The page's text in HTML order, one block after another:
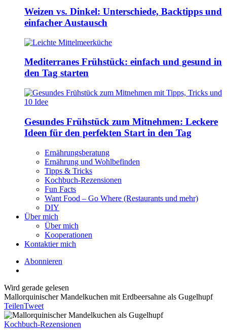
Weizen vs. Dinkel: Unterschiede, Backtipps und
einfacher Austausch
Mediterranes Frühstück: einfach und gesund in
den Tag starten
Gesundes Frühstück zum Mitnehmen: Leckere
Ideen für den perfekten Start in den Tag
Ernährungsberatung
Ernährung und Wohlbefinden
Tipps & Tricks
Kochbuch-Rezensionen
Fun Facts
Want Food – Go Where (Restaurants und mehr)
DIY
Über mich
Über mich
Kooperationen
Kontaktier mich
Abonnieren
Wird gerade gelesen
Mallorquinischer Mandelkuchen mit Erdbeersahne als Gugelhupf
TeilenTweet
Kochbuch-Rezensionen